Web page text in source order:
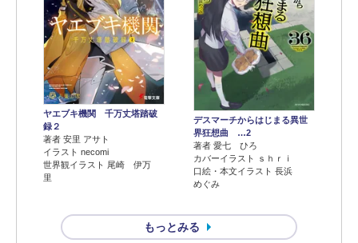
ヤエブキ機関 千万丈塔踏破
録２
著者 安里 アサト
イラスト necomi
世界観イラスト 尾崎 伊万
里
デスマーチからはじまる異世
界狂想曲 …2
著者 愛七 ひろ
カバーイラスト ｓｈｒｉ
口絵・本文イラスト 長浜
めぐみ
もっとみる